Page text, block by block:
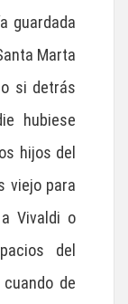
guardada
Marta
si detrás
hubiese
hijos del
viejo para
Vivaldi o
del
de